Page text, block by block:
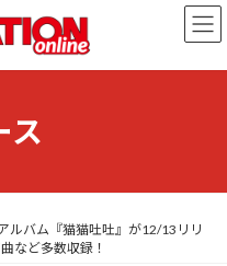
ス
ルバム『猫猫吐吐』が12/13リリ
など多数収録！